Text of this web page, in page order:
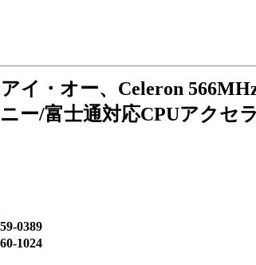
アイ・オー、Celeron
ー/富士通対応CPUアクセ
0389
1024